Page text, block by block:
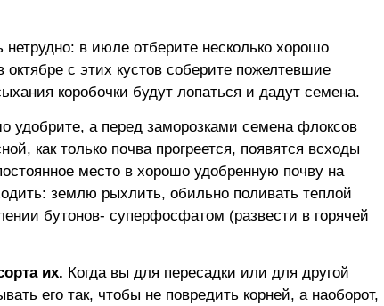
нетрудно: в июле отберите несколько хорошо
с этих кустов соберите пожелтевшие
коробочки будут лопаться и дадут семена.
удобрите, а перед заморозками семена флоксов
как только почва прогреется, появятся всходы
место в хорошо удобренную почву на
землю рыхлить, обильно поливать теплой
бутонов- суперфосфатом (развести в горячей
их. Когда вы для пересадки или для другой
его так, чтобы не повредить корней, а наоборот,